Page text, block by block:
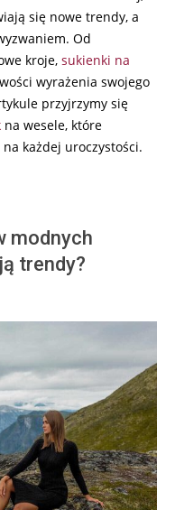
się nowe trendy, a
Od
kroje, sukienki na
wyrażenia swojego
przyjrzymy się
na wesele, które
każdej uroczystości.
modnych
trendy?